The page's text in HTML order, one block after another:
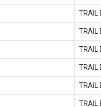
TRAIL
TRAIL
TRAIL
TRAIL
TRAIL
TRAIL